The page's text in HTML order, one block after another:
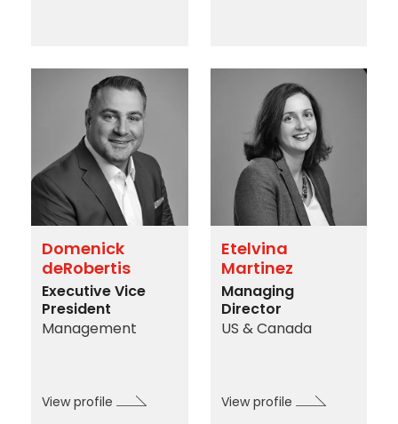
Domenick
deRobertis
Executive Vice
President
Management
View profile
Etelvina
Martinez
Managing
Director
US & Canada
View profile